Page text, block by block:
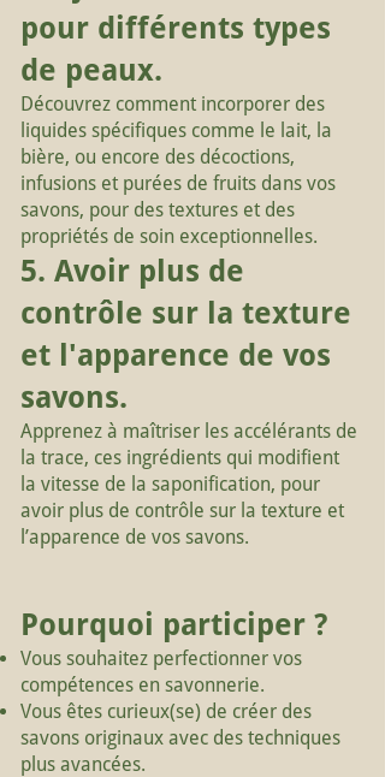
pour différents types
de peaux.
Découvrez comment incorporer des
liquides spécifiques comme le lait, la
bière, ou encore des décoctions,
infusions et purées de fruits dans vos
savons, pour des textures et des
propriétés de soin exceptionnelles.
5. Avoir plus de
contrôle sur la texture
et l'apparence de vos
savons.
Apprenez à maîtriser les accélérants de
la trace, ces ingrédients qui modifient
la vitesse de la saponification, pour
avoir plus de contrôle sur la texture et
l’apparence de vos savons.
Pourquoi participer ?
Vous souhaitez perfectionner vos
compétences en savonnerie.
Vous êtes curieux(se) de créer des
savons originaux avec des techniques
plus avancées.